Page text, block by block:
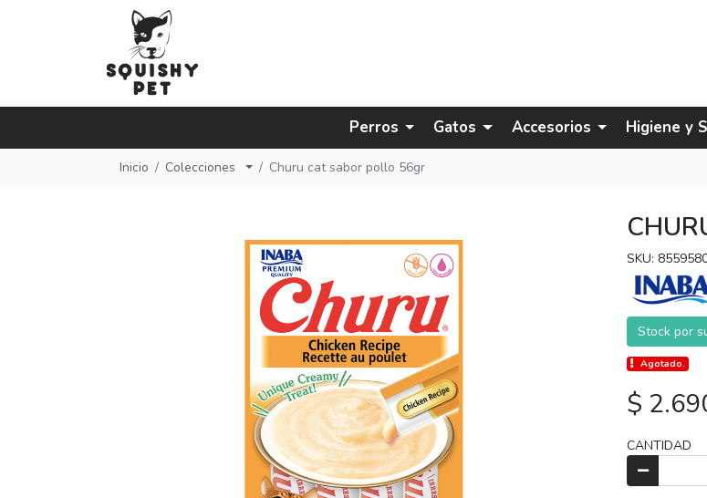
Perros Gatos Accesorios Higiene y
Inicio Colecciones Churu cat sabor pollo 56gr
SKU:
Stock por
Agotado.
$
CANTIDAD